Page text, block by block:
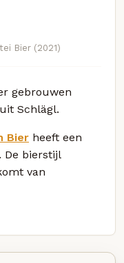
Bier (2021)
gebrouwen
uit Schlägl.
Bier heeft een
De bierstijl
van